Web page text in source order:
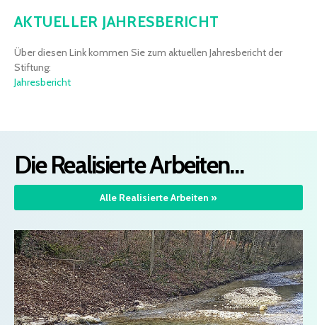
AKTUELLER JAHRESBERICHT
Über diesen Link kommen Sie zum aktuellen Jahresbericht der
Stiftung:
Jahresbericht
Die Realisierte Arbeiten…
Alle Realisierte Arbeiten »